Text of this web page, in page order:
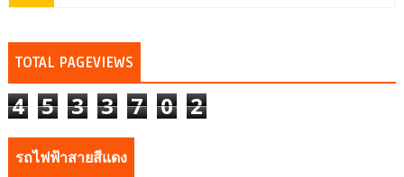
TOTAL PAGEVIEWS
4 5 3 3 7 0 2
รถไฟฟ้าสายสีแดง